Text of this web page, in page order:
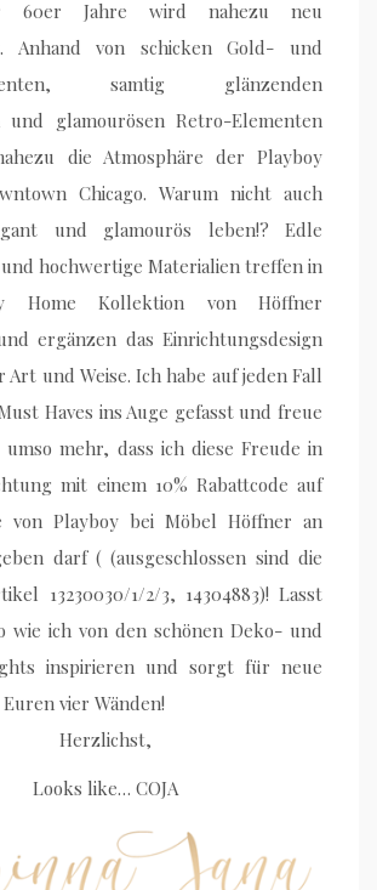
60er Jahre wird nahezu neu
Anhand von schicken Gold- und
samtig glänzenden
und glamourösen Retro-Elementen
die Atmosphäre der Playboy
Chicago. Warum nicht auch
und glamourös leben!? Edle
hochwertige Materialien treffen in
Home Kollektion von Höffner
ergänzen das Einrichtungsdesign
und Weise. Ich habe auf jeden Fall
Haves ins Auge gefasst und freue
umso mehr, dass ich diese Freude in
mit einem 10% Rabattcode auf
von Playboy bei Möbel Höffner an
darf ( (ausgeschlossen sind die
13230030/1/2/3, 14304883)! Lasst
wie ich von den schönen Deko- und
inspirieren und sorgt für neue
vier Wänden!
Herzlichst,
Looks like… COJA